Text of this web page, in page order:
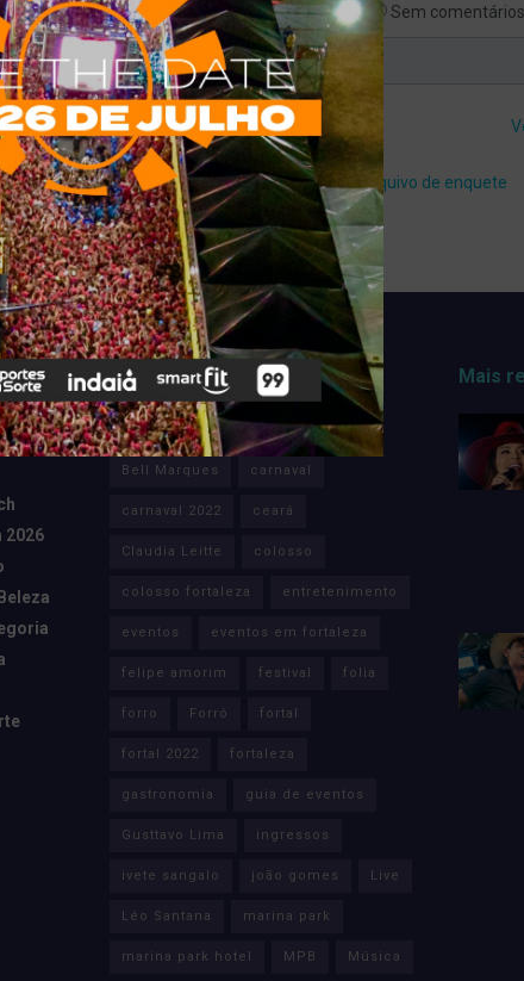
Sem comentários
Arquivo de enquete
E
2026
Tags
Anitta Axé Banda Eva
Bell Marques carnaval
carnaval 2022 ceará
Claudia Leitte colosso
colosso fortaleza entretenimento
eventos eventos em fortaleza
felipe amorim festival folia
forro Forró fortal
fortal 2022 fortaleza
gastronomia guia de eventos
Gusttavo Lima ingressos
ivete sangalo joão gomes Live
Léo Santana marina park
marina park hotel MPB Música
Mais